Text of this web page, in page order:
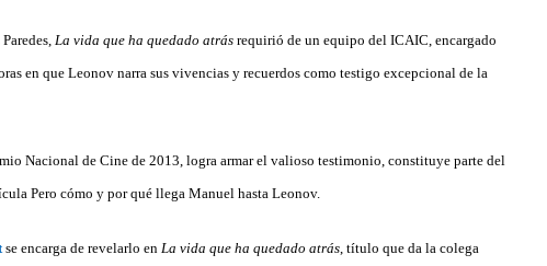
La vida que ha quedado atrás requirió de un equipo del ICAIC, encargado
en que Leonov narra sus vivencias y recuerdos como testigo excepcional de la
Nacional de Cine de 2013, logra armar el valioso testimonio, constituye parte del
Pero cómo y por qué llega Manuel hasta Leonov.
se encarga de revelarlo en La vida que ha quedado atrás , título que da la colega